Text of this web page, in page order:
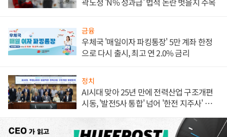
금융
우체국 '매일이자 파킹통장' 5만 계좌 한정
으로 다시 출시, 최고 연 2.0% 금리
정치
AI시대 맞아 25년 만에 전력산업 구조개편
시동, '발전5사 통합' 넘어 '한전 지주사' 재편